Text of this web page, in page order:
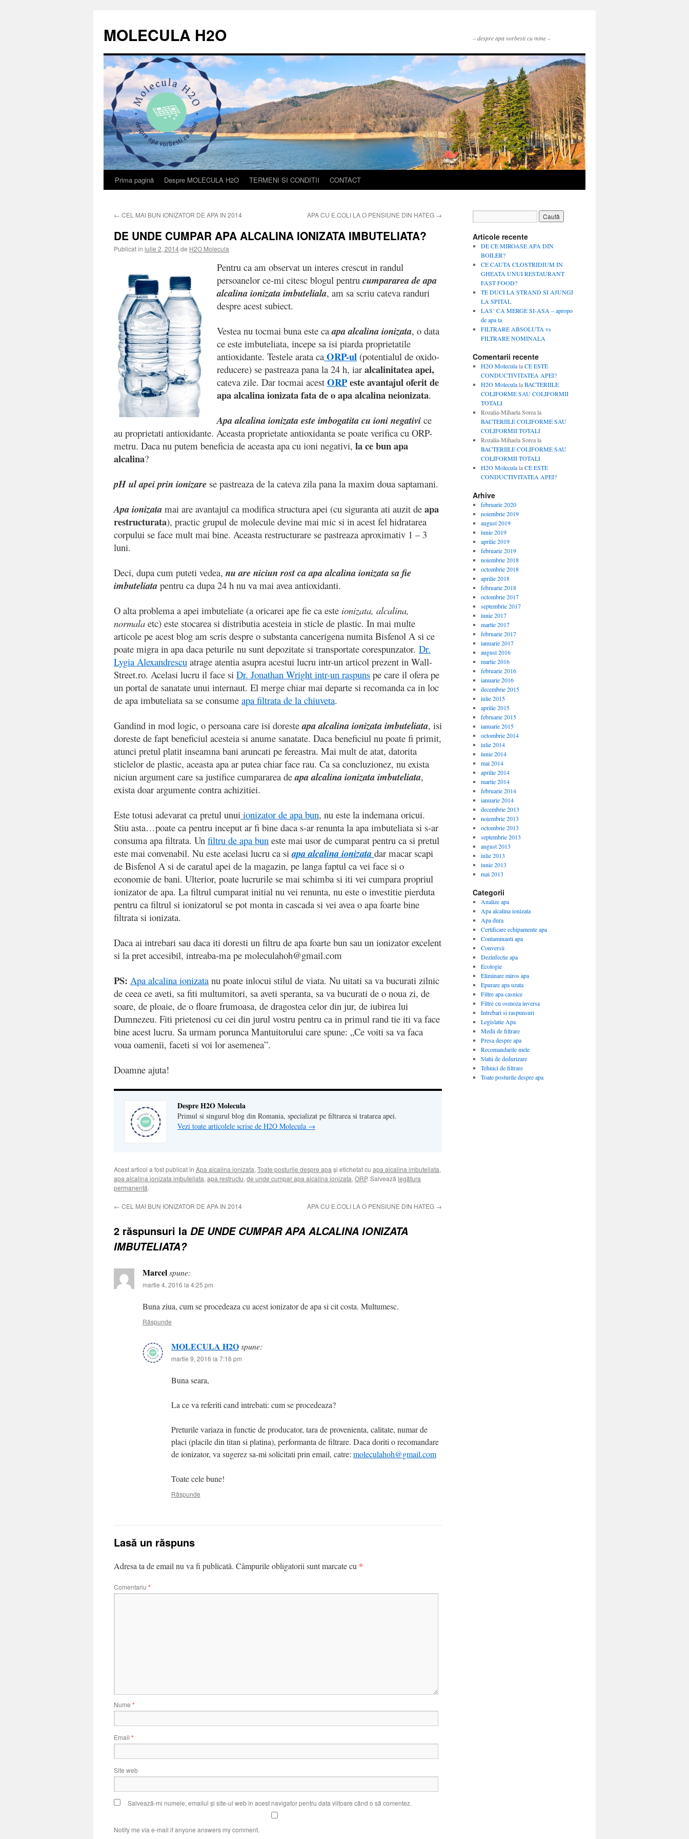
conținut
MOLECULA H2O – despre apa vorbesti cu mine –
Prima pagină Despre MOLECULA H2O TERMENI SI CONDITII CONTACT
← CEL MAI BUN IONIZATOR DE APA IN 2014 APA CU E.COLI LA O PENSIUNE DIN HATEG →
DE UNDE CUMPAR APA ALCALINA IONIZATA IMBUTELIATA?
Publicat în iulie 2, 2014de H2O Molecula
Pentru ca am observat un interes crescut in randul
persoanelor ce-mi citesc blogul pentru cumpararea de apa
alcalina ionizata imbuteliala, am sa scriu cateva randuri
despre acest subiect.
Vestea nu tocmai buna este caapa alcalina ionizata, o data
ce este imbuteliata, incepe sa isi piarda proprietatile
antioxidante. Testele arata ca ORP-ul (potentialul de oxido-
reducere) se pastreaza pana la 24 h, iar alcalinitatea apei,
cateva zile. Dar tocmai acest ORPeste avantajul oferit de
apa alcalina ionizata fata de o apa alcalina neionizata.
Apa alcalina ionizata este imbogatita cu ioni negativi ce
au proprietati antioxidante. Aceasta proprietate antioxidanta se poate verifica cu ORP-
metru. Daca nu putem beneficia de aceasta apa cu ioni negativi, la ce bun apa
alcalina?
pH ul apei prin ionizare se pastreaza de la cateva zila pana la maxim doua saptamani.
Apa ionizata mai are avantajul ca modifica structura apei (cu siguranta ati auzit de apa
restructurata), practic grupul de molecule devine mai mic si in acest fel hidratarea
corpului se face mult mai bine. Aceasta restructurare se pastreaza aproximativ 1 – 3
luni.
Deci, dupa cum puteti vedea, nu are niciun rost ca apa alcalina ionizata sa fie
imbuteliata pentru ca dupa 24 h nu va mai avea antioxidanti.
O alta problema a apei imbuteliate (a oricarei ape fie ca este ionizata, alcalina,
normala etc) este stocarea si distributia acesteia in sticle de plastic. In mai multe
articole pe acest blog am scris despre o substanta cancerigena numita Bisfenol A si ce
poate migra in apa daca peturile nu sunt depozitate si transportate corespunzator. Dr.
Lygia Alexandrescu atrage atentia asupra acestui lucru intr-un articol prezent in Wall-
Street.ro. Acelasi lucru il face si Dr. Jonathan Wright intr-un raspuns pe care il ofera pe
un portal de sanatate unui internaut. El merge chiar mai departe si recomanda ca in loc
de apa imbuteliata sa se consume apa filtrata de la chiuveta.
Gandind in mod logic, o persoana care isi doresteapa alcalina ionizata imbuteliata, isi
doreste de fapt beneficiul acesteia si anume sanatate. Daca beneficiul nu poate fi primit,
atunci pretul platit inseamna bani aruncati pe fereastra. Mai mult de atat, datorita
sticlelor de plastic, aceasta apa ar putea chiar face rau. Ca sa concluzionez, nu exista
niciun argument care sa justifice cumpararea deapa alcalina ionizata imbuteliata,
exista doar argumente contra achizitiei.
Este totusi adevarat ca pretul unui ionizator de apa bun, nu este la indemana oricui.
Stiu asta…poate ca pentru inceput ar fi bine daca s-ar renunta la apa imbuteliata si s-ar
consuma apa filtrata. Un filtru de apa bun este mai usor de cumparat pentru ca si pretul
este mai convenabil. Nu este acelasi lucru ca siapa alcalina ionizata dar macar scapi
de Bisfenol A si de caratul apei de la magazin, pe langa faptul ca vei face si o
economie de bani. Ulterior, poate lucrurile se mai schimba si iti vei cumpara propriul
ionizator de apa. La filtrul cumparat initial nu vei renunta, nu este o investitie pierduta
pentru ca filtrul si ionizatorul se pot monta in cascada si vei avea o apa foarte bine
filtrata si ionizata.
Daca ai intrebari sau daca iti doresti un filtru de apa foarte bun sau un ionizator excelent
si la pret accesibil, intreaba-ma pe moleculahoh@gmail.com
PS: Apa alcalina ionizata nu poate inlocui stilul de viata. Nu uitati sa va bucurati zilnic
de ceea ce aveti, sa fiti multumitori, sa aveti speranta, sa va bucurati de o noua zi, de
soare, de ploaie, de o floare frumoasa, de dragostea celor din jur, de iubirea lui
Dumnezeu. Fiti prietenosi cu cei din jurul vostru pentru ca in primul rand tie iti va face
bine acest lucru. Sa urmam porunca Mantuitorului care spune: „Ce voiti sa va faca
voua oamenii, faceti si voi lor asemenea”.
Doamne ajuta!
Despre H2O Molecula
Primul si singurul blog din Romania, specializat pe filtrarea si tratarea apei.
Vezi toate articolele scrise de H2O Molecula →
Acest articol a fost publicat în Apa alcalina ionizata, Toate posturile despre apa și etichetat cu apa alcalina imbuteliata,
apa alcalina ionizata imbuteliata, apa restructu, de unde cumpar apa alcalina ionizata, ORP. Salvează legătura
permanentă.
← CEL MAI BUN IONIZATOR DE APA IN 2014 APA CU E.COLI LA O PENSIUNE DIN HATEG →
2 răspunsuri la DE UNDE CUMPAR APA ALCALINA IONIZATA
IMBUTELIATA?
Marcelspune:
martie 4, 2016 la 4:25 pm
Buna ziua, cum se procedeaza cu acest ionizator de apa si cit costa. Multumesc.
Răspunde
MOLECULA H2Ospune:
martie 9, 2016 la 7:16 pm
Buna seara,
La ce va referiti cand intrebati: cum se procedeaza?
Preturile variaza in functie de producator, tara de provenienta, calitate, numar de
placi (placile din titan si platina), performanta de filtrare. Daca doriti o recomandare
de ionizator, va sugerez sa-mi solicitati prin email, catre: moleculahoh@gmail.com
Toate cele bune!
Răspunde
Lasă un răspuns
Adresa ta de email nu va fi publicată. Câmpurile obligatorii sunt marcate cu *
Comentariu *
Nume *
Email *
Site web
Salvează-mi numele, emailul și site-ul web în acest navigator pentru data viitoare când o să comentez.
Notify me via e-mail if anyone answers my comment.
Articole recente
DE CE MIROASE APA DIN
BOILER?
CE CAUTA CLOSTRIDIUM IN
GHEATA UNUI RESTAURANT
FAST FOOD?
TE DUCI LA STRAND SI AJUNGI
LA SPITAL
LAS’ CA MERGE SI-ASA – apropo
de apa ta
FILTRARE ABSOLUTA vs
FILTRARE NOMINALA
Comentarii recente
H2O MoleculalaCE ESTE
CONDUCTIVITATEA APEI?
H2O MoleculalaBACTERIILE
COLIFORME SAU COLIFORMII
TOTALI
Rozalia-Mihaela Soreala
BACTERIILE COLIFORME SAU
COLIFORMII TOTALI
Rozalia-Mihaela Soreala
BACTERIILE COLIFORME SAU
COLIFORMII TOTALI
H2O MoleculalaCE ESTE
CONDUCTIVITATEA APEI?
Arhive
februarie 2020
noiembrie 2019
august 2019
iunie 2019
aprilie 2019
februarie 2019
noiembrie 2018
octombrie 2018
aprilie 2018
februarie 2018
octombrie 2017
septembrie 2017
iunie 2017
martie 2017
februarie 2017
ianuarie 2017
august 2016
martie 2016
februarie 2016
ianuarie 2016
decembrie 2015
iulie 2015
aprilie 2015
februarie 2015
ianuarie 2015
octombrie 2014
iulie 2014
iunie 2014
mai 2014
aprilie 2014
martie 2014
februarie 2014
ianuarie 2014
decembrie 2013
noiembrie 2013
octombrie 2013
septembrie 2013
august 2013
iulie 2013
iunie 2013
mai 2013
Categorii
Analize apa
Apa alcalina ionizata
Apa dura
Certificare echipamente apa
Contaminanti apa
Conversii
Dezinfectie apa
Ecologie
Eliminare miros apa
Epurare apa uzata
Filtre apa casnice
Filtre cu osmoza inversa
Intrebari si raspunsuri
Legislatie Apa
Medii de filtrare
Presa despre apa
Recomandarile mele
Statii de dedurizare
Tehnici de filtrare
Toate posturile despre apa